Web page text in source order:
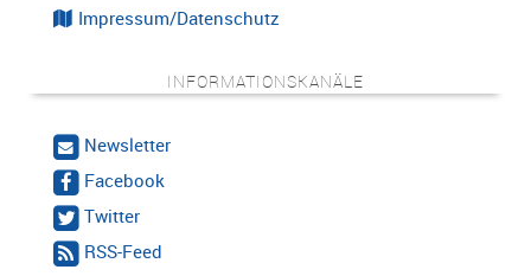
Impressum/Datenschutz
INFORMATIONSKANÄLE
Newsletter
Facebook
Twitter
RSS-Feed